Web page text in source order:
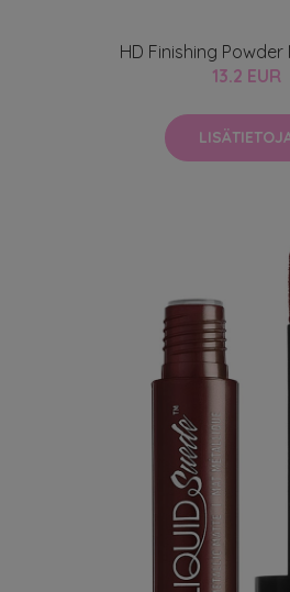
HD Finishing Powder
13.2 EUR